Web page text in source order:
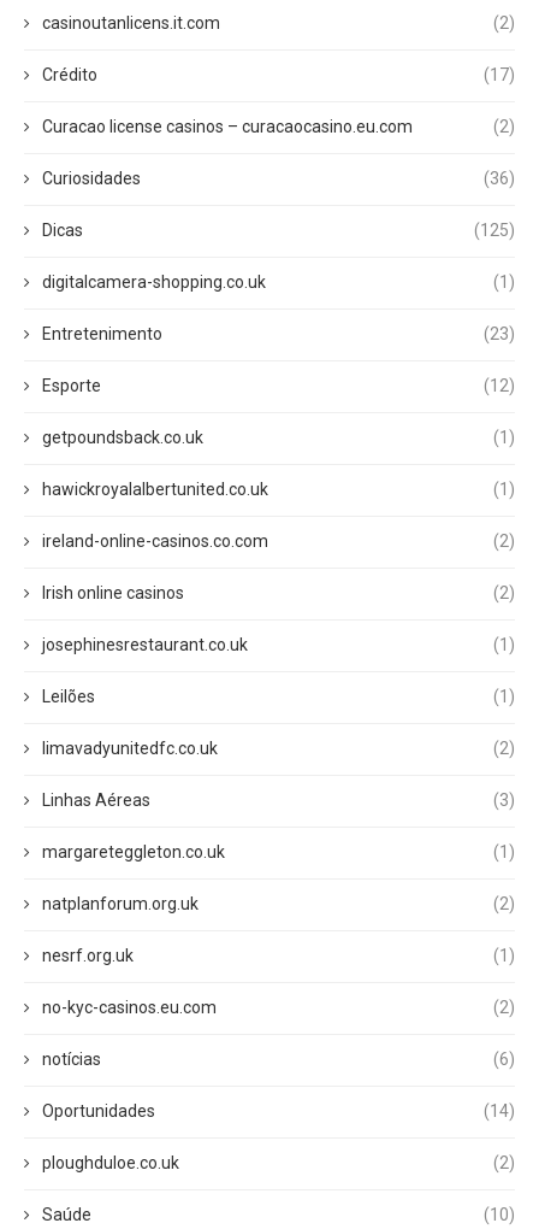
casinoutanlicens.it.com (2)
Crédito (17)
Curacao license casinos – curacaocasino.eu.com (2)
Curiosidades (36)
Dicas (125)
digitalcamera-shopping.co.uk (1)
Entretenimento (23)
Esporte (12)
getpoundsback.co.uk (1)
hawickroyalalbertunited.co.uk (1)
ireland-online-casinos.co.com (2)
Irish online casinos (2)
josephinesrestaurant.co.uk (1)
Leilões (1)
limavadyunitedfc.co.uk (2)
Linhas Aéreas (3)
margareteggleton.co.uk (1)
natplanforum.org.uk (2)
nesrf.org.uk (1)
no-kyc-casinos.eu.com (2)
notícias (6)
Oportunidades (14)
ploughduloe.co.uk (2)
Saúde (10)